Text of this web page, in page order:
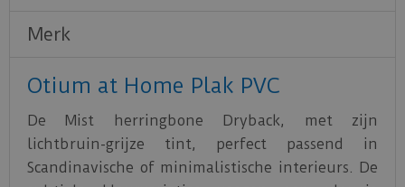
Merk
Otium at Home Plak PVC
De Mist herringbone Dryback, met zijn
lichtbruin-grijze tint, perfect passend in
Scandinavische of minimalistische interieurs. De